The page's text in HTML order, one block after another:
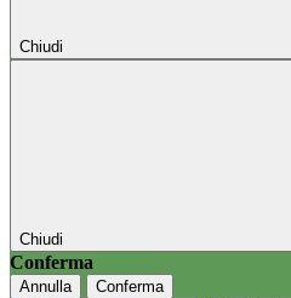
Chiudi
Chiudi
Conferma
Annulla Conferma